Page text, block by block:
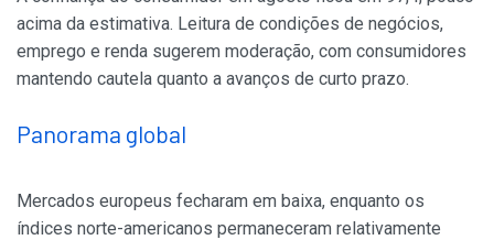
acima da estimativa. Leitura de condições de negócios,
emprego e renda sugerem moderação, com consumidores
mantendo cautela quanto a avanços de curto prazo.
Panorama global
Mercados europeus fecharam em baixa, enquanto os
índices norte-americanos permaneceram relativamente